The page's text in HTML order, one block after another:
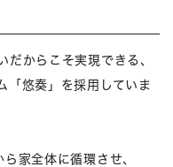
だからこそ実現できる、
「悠奏」を採用していま
家全体に循環させ、